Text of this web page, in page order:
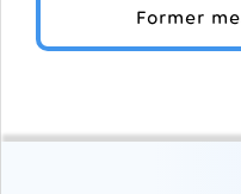
Former